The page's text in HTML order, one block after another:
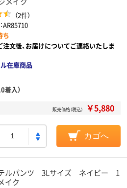
（2件）
AR85710
ち
注文後、お届けについてご連絡いたしま
在庫商品
着入）
販売価格（税込） ￥5,880
カゴへ
ルパンツ 3Lサイズ ネイビー 1
イク